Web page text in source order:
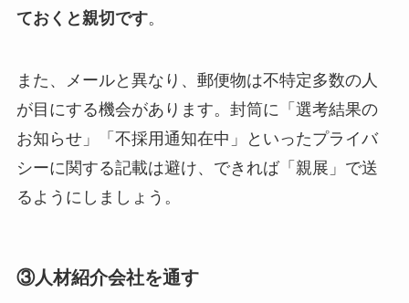
ておくと親切です。
また、メールと異なり、郵便物は不特定多数の人
が目にする機会があります。封筒に「選考結果の
お知らせ」「不採用通知在中」といったプライバ
シーに関する記載は避け、できれば「親展」で送
るようにしましょう。
③人材紹介会社を通す